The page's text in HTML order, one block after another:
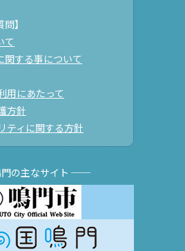
】
て
関する事について
用にあたって
方針
ティに関する方針
の主なサイト ──